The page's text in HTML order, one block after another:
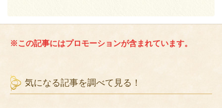
※この記事にはプロモーションが含まれています。
気になる記事を調べて見る！